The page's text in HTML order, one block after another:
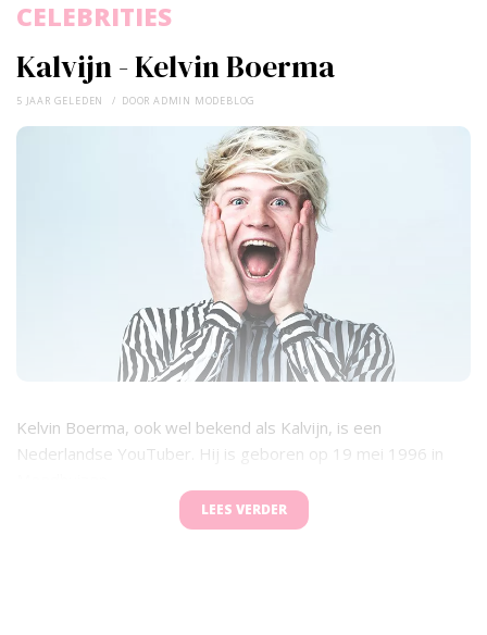
Kalvijn - Kelvin Boerma
CELEBRITIES
5 JAAR GELEDEN DOORADMIN MODEBLOG
Kelvin Boerma, ook wel bekend als Kalvijn, is een
Nederlandse YouTuber. Hij is geboren op 19 mei 1996 in
LEES VERDER